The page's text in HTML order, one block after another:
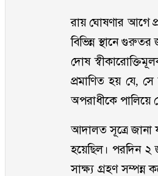
রায় ঘোষণার আগে
বিভিন্ন স্থানে
দোষ
প্রমাণিত হয় যে, সে
অপরাধীকে পালিয়ে
আদালত সূত্রে জানা
হয়েছিল। পরদিন ২
সাক্ষ্য গ্রহণ